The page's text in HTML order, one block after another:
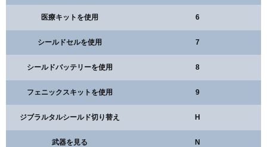
医療キットを使用 6
シールドセルを使用 7
シールドバッテリーを使用 8
フェニックスキットを使用 9
ジブラルタルシールド切り替え H
武器を見る N